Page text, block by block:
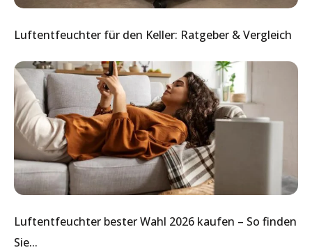
Luftentfeuchter für den Keller: Ratgeber & Vergleich
Luftentfeuchter bester Wahl 2026 kaufen – So finden
Sie...